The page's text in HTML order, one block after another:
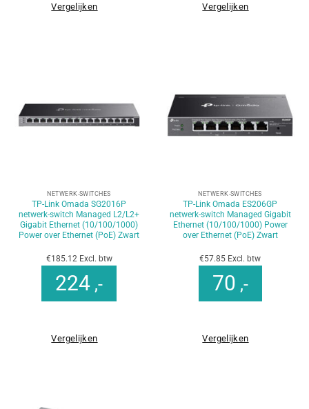
Vergelijken Vergelijken
NETWERK-SWITCHES
TP-Link Omada SG2016P
netwerk-switch Managed L2/L2+
Gigabit Ethernet (10/100/1000)
Power over Ethernet (PoE) Zwart
€185.12 Excl. btw
224 ,-
Vergelijken
NETWERK-SWITCHES
TP-Link Omada ES206GP
netwerk-switch Managed Gigabit
Ethernet (10/100/1000) Power
over Ethernet (PoE) Zwart
€57.85 Excl. btw
70 ,-
Vergelijken